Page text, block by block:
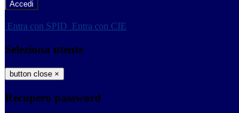
-
Entra con SPID Entra con CIE
Seleziona utente
button close ×
Recupero password